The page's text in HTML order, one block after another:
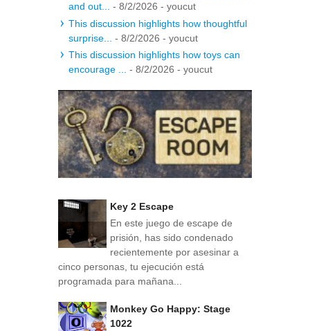
and out...
- 8/2/2026 - youcut
This discussion highlights how thoughtful
surprise...
- 8/2/2026 - youcut
This discussion highlights how toys can
encourage ...
- 8/2/2026 - youcut
Key 2 Escape
En este juego de escape de
prisión, has sido condenado
recientemente por asesinar a
cinco personas, tu ejecución está
programada para mañana...
Monkey Go Happy: Stage
1022